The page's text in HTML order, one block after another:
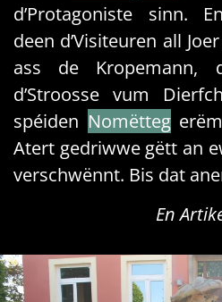
d’Protagoniste sinn.
deen d’Visiteuren all
ass de Kropemann,
d’Stroosse vum
spéiden Nomëtteg
Atert gedriwwe gëtt an
verschwënnt. Bis dat
En